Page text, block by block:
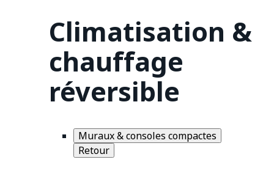
Climatisation &
chauffage
réversible
Muraux & consoles compactes
Retour